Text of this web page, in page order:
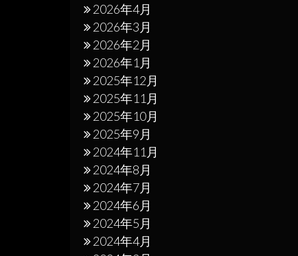
2026年4月
2026年3月
2026年2月
2026年1月
2025年12月
2025年11月
2025年10月
2025年9月
2024年11月
2024年8月
2024年7月
2024年6月
2024年5月
2024年4月